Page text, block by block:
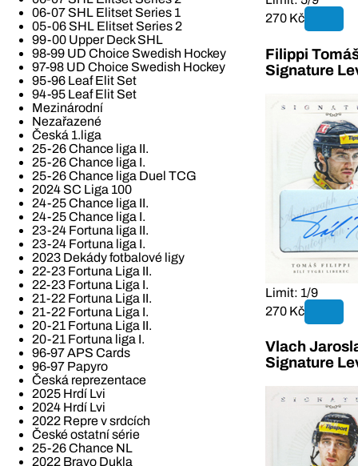
06-07 SHL Elitset Series 1
05-06 SHL Elitset Series 2
99-00 Upper Deck SHL
98-99 UD Choice Swedish Hockey
97-98 UD Choice Swedish Hockey
95-96 Leaf Elit Set
94-95 Leaf Elit Set
Mezinárodní
Nezařazené
Česká 1.liga
25-26 Chance liga II.
25-26 Chance liga I.
25-26 Chance liga Duel TCG
2024 SC Liga 100
24-25 Chance liga II.
24-25 Chance liga I.
23-24 Fortuna liga II.
23-24 Fortuna liga I.
2023 Dekády fotbalové ligy
22-23 Fortuna Liga II.
22-23 Fortuna Liga I.
21-22 Fortuna Liga II.
21-22 Fortuna Liga I.
20-21 Fortuna Liga II.
20-21 Fortuna liga I.
96-97 APS Cards
96-97 Papyro
Česká reprezentace
2025 Hrdí Lvi
2024 Hrdí Lvi
2022 Repre v srdcích
České ostatní série
25-26 Chance NL
2022 Bravo Dukla
270 Kč
Filippi
Signature
Limit: 1/9
270 Kč
Vlach
Signature